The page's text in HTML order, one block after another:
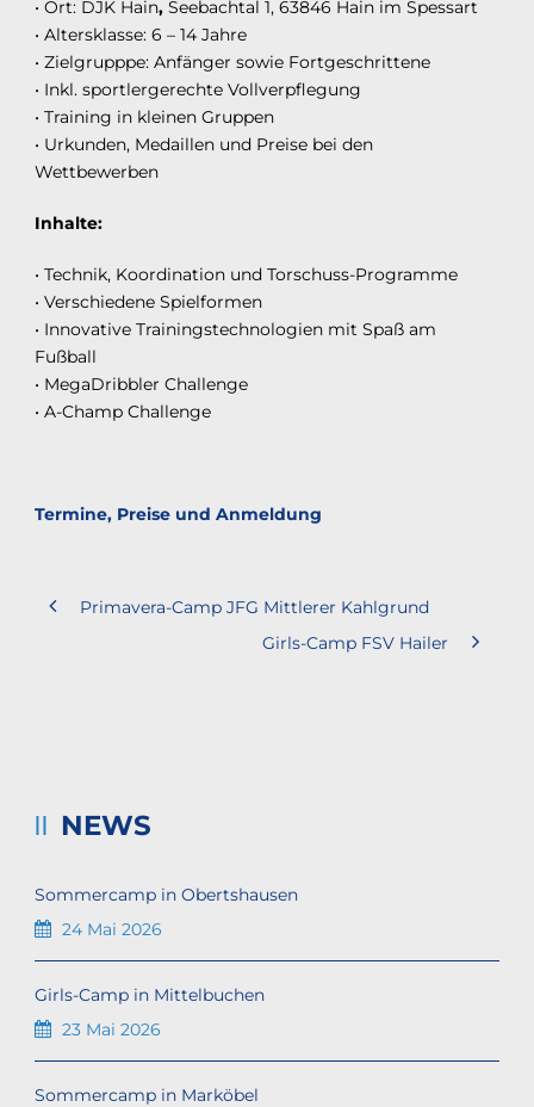
• Ort: DJK Hain, Seebachtal 1, 63846 Hain im Spessart
• Altersklasse: 6 – 14 Jahre
• Zielgrupppe: Anfänger sowie Fortgeschrittene
• Inkl. sportlergerechte Vollverpflegung
• Training in kleinen Gruppen
• Urkunden, Medaillen und Preise bei den
Wettbewerben
Inhalte:
• Technik, Koordination und Torschuss-Programme
• Verschiedene Spielformen
• Innovative Trainingstechnologien mit Spaß am
Fußball
• MegaDribbler Challenge
• A-Champ Challenge
Termine, Preise und Anmeldung
Primavera-Camp JFG Mittlerer Kahlgrund
Girls-Camp FSV Hailer
NEWS
Sommercamp in Obertshausen
24 Mai 2026
Girls-Camp in Mittelbuchen
23 Mai 2026
Sommercamp in Marköbel